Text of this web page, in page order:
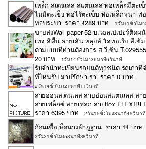
เหล็ก สเตนเลส สแตนเลส ท่อเหล็กมีตะเ
ไม่มีตะเข็บ ท่อไร้ตะเข็บ ท่อเหล็กหนา ท่
ท่อประปา ราคา 4289 บาท
1วัน11ชั่วโม
ขายส่งWall paper 52 บ.วอลเปเปอร์ติดผ
เทจ สีพื้น ลายเส้น หลุยส์ วิคทอเรีย สีเข้
ตามแบบที่ท่านต้องการ ส.วีเซิ่น
20 บาท
1วัน14ชั่วโมง36นาที6วินาที
รับจำนำทะเบียนรถยนต์ทุกชนิด รถเก่าที่
ที่ไหนรับ มาปรึกษาเรา ราคา 0 บาท
2วัน14ชั่วโมง21นาที11วินาที
สายอ่อนสเตนเลส สายอ่อนสแตนเลส สา
สายเฟล็กซ์ สายเฟลก สายflex
ราคา 6395 บาท
2วัน15ชั่วโมง8นาที49วินาที
ก้อนเชื้อเห็ดนางฟ้าภูฐาน ราคา 14 บาท
2วัน21ชั่วโมง58นาที38วินาที